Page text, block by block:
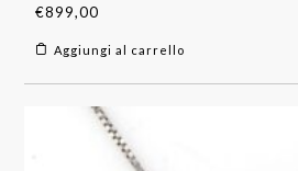
€899,00
Aggiungi al carrello